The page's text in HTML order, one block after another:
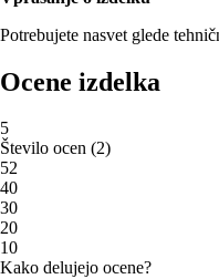
Potrebujete nasvet glede
Ocene izdelka
5
Število ocen (2)
52
40
30
20
10
Kako delujejo ocene?